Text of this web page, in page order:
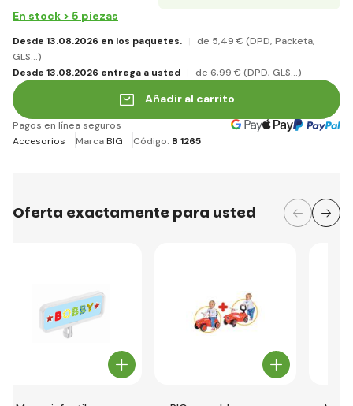
En stock > 5 piezas
Desde 13.08.2026 en los paquetes. de 5,49 € (DPD, Packeta,
GLS...)
Desde 13.08.2026 entrega a usted
de 6,99 € (DPD, GLS...)
Añadir al carrito
Pagos en línea seguros
Accesorios
MarcaBIG Código: B 1265
Oferta exactamente para usted